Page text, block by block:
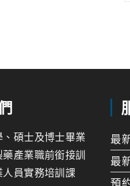
碩士及博士畢業
產業職前銜接訓
員實務培訓課
最
最
預